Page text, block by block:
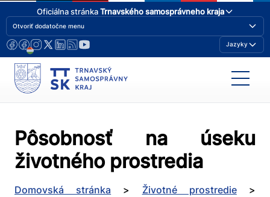
Oficiálna stránkaTrnavského samosprávneho kraja
Otvoriť dodatočne menu
Jazyky
Pôsobnosť na úseku
životného prostredia
Domovská stránka > Životné prostredie>